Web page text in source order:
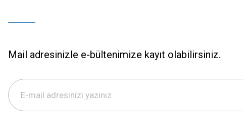
Mail adresinizle e-bültenimize kayıt olabilirsiniz.